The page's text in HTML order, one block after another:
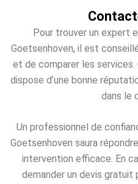
Pour trouver un expert
Goetsenhoven, il est
et de comparer les services.
dispose d’une bonne
dans le
Un professionnel de
Goetsenhoven saura
intervention efficace. En
demander un devis gratuit